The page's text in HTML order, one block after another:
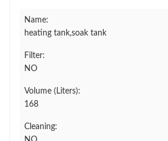
Name:
heating tank,soak tank
Filter:
NO
Volume (Liters):
168
Cleaning: